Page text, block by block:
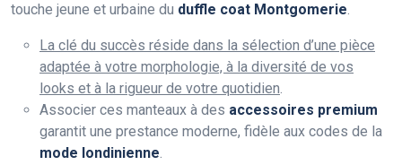
touche jeune et urbaine du duffle coat Montgomerie.
La clé du succès réside dans la sélection d’une pièce
adaptée à votre morphologie, à la diversité de vos
looks et à la rigueur de votre quotidien.
Associer ces manteaux à des accessoires premium
garantit une prestance moderne, fidèle aux codes de la
mode londinienne.